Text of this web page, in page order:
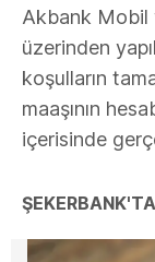
Akbank Mobil
üzerinden
koşulların
maaşının
içerisinde